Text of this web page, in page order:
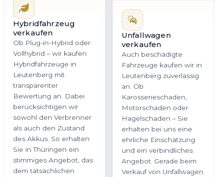
Hybridfahrzeug
verkaufen
Ob Plug-in-Hybrid oder
Vollhybrid – wir kaufen
Hybridfahrzeuge in
Leutenberg mit
transparenter
Bewertung an. Dabei
berücksichtigen wir
sowohl den Verbrenner
als auch den Zustand
des Akkus. So erhalten
Sie in Thüringen ein
stimmiges Angebot, das
dem tatsächlichen
Unfallwagen
verkaufen
Auch beschädigte
Fahrzeuge kaufen wir in
Leutenberg zuverlässig
an. Ob
Karosserieschaden,
Motorschaden oder
Hagelschaden – Sie
erhalten bei uns eine
ehrliche Einschätzung
und ein verbindliches
Angebot. Gerade beim
Verkauf von Unfallwagen